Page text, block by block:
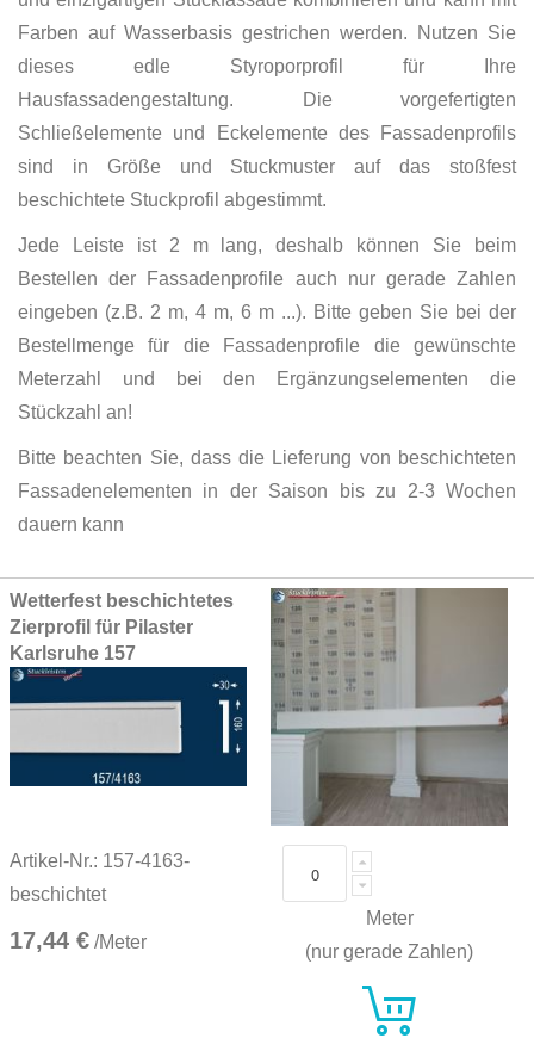
Farben auf Wasserbasis gestrichen werden. Nutzen Sie
dieses edle Styroporprofil für Ihre
Hausfassadengestaltung. Die vorgefertigten
Schließelemente und Eckelemente des Fassadenprofils
sind in Größe und Stuckmuster auf das stoßfest
beschichtete Stuckprofil abgestimmt.
Jede Leiste ist 2 m lang, deshalb können Sie beim
Bestellen der Fassadenprofile auch nur gerade Zahlen
eingeben (z.B. 2 m, 4 m, 6 m ...). Bitte geben Sie bei der
Bestellmenge für die Fassadenprofile die gewünschte
Meterzahl und bei den Ergänzungselementen die
Stückzahl an!
Bitte beachten Sie, dass die Lieferung von beschichteten
Fassadenelementen in der Saison bis zu 2-3 Wochen
dauern kann
Grouped
product
items
Wetterfest beschichtetes
Zierprofil für Pilaster
Karlsruhe 157
Artikel-Nr.: 157-4163-
beschichtet
17,44 € /Meter
Meter
(nur gerade Zahlen)